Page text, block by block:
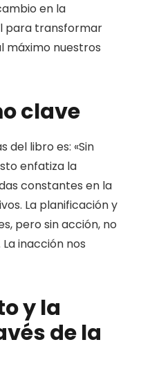
en la
para transformar
máximo nuestros
clave
del libro es: «Sin
enfatiza la
constantes en la
La planificación y
pero sin acción, no
inacción nos
y la
de la